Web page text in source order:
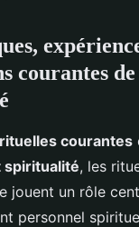
courantes
courantes
spiritualité, les
jouent un rôle
personnel